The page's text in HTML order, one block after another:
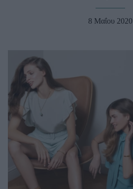
Beauty - Ομορφιά
Μαλλιά - Νύχια
Μακιγιάζ
Beauty News
Well being
Ψυχολογία
Υγεία + Διατροφή
Σχέσεις & Σεξ
8 Μαΐου 2020